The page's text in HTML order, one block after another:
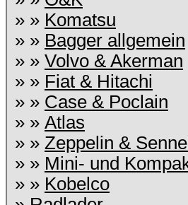
» » Komatsu
» » Bagger allgemein
» » Volvo & Akerman
» » Fiat & Hitachi
» » Case & Poclain
» » Atlas
» » Zeppelin &
» » Mini- und
» » Kobelco